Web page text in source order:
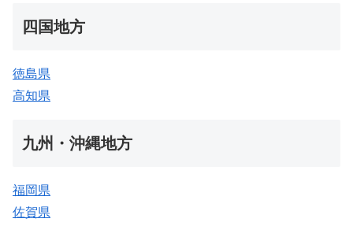
四国地方
徳島県
高知県
九州・沖縄地方
福岡県
佐賀県